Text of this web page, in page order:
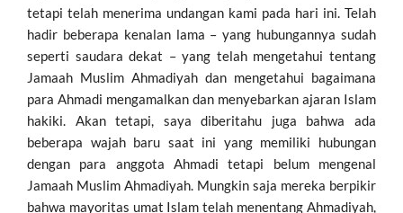
tetapi telah menerima undangan kami pada hari ini. Telah
hadir beberapa kenalan lama – yang hubungannya sudah
seperti saudara dekat – yang telah mengetahui tentang
Jamaah Muslim Ahmadiyah dan mengetahui bagaimana
para Ahmadi mengamalkan dan menyebarkan ajaran Islam
hakiki. Akan tetapi, saya diberitahu juga bahwa ada
beberapa wajah baru saat ini yang memiliki hubungan
dengan para anggota Ahmadi tetapi belum mengenal
Jamaah Muslim Ahmadiyah. Mungkin saja mereka berpikir
bahwa mayoritas umat Islam telah menentang Ahmadiyah,